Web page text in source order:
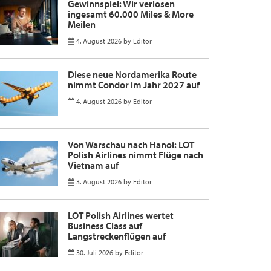
Gewinnspiel: Wir verlosen
ingesamt 60.000 Miles & More
Meilen
4. August 2026 by Editor
Diese neue Nordamerika Route
nimmt Condor im Jahr 2027 auf
4. August 2026 by Editor
Von Warschau nach Hanoi: LOT
Polish Airlines nimmt Flüge nach
Vietnam auf
3. August 2026 by Editor
LOT Polish Airlines wertet
Business Class auf
Langstreckenflügen auf
30. Juli 2026 by Editor